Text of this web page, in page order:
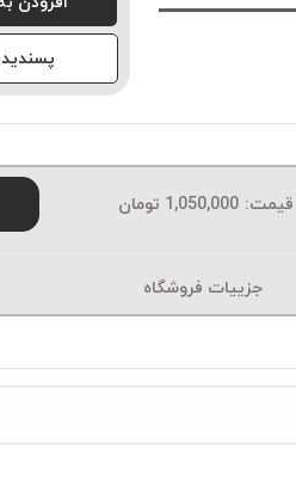
قیمت: 1,050,000 تومان
جزییات فروشگاه